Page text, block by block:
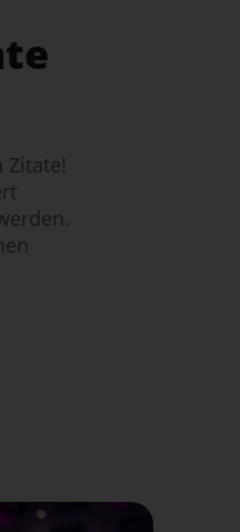
Zitate!